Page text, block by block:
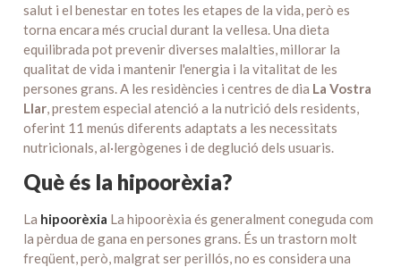
salut i el benestar en totes les etapes de la vida, però es
torna encara més crucial durant la vellesa. Una dieta
equilibrada pot prevenir diverses malalties, millorar la
qualitat de vida i mantenir l'energia i la vitalitat de les
persones grans. A les residències i centres de dia La Vostra
Llar , prestem especial atenció a la nutrició dels residents,
oferint 11 menús diferents adaptats a les necessitats
nutricionals, al·lergògenes i de deglució dels usuaris.
Què és la hipoorèxia?
La hipoorèxia La hipoorèxia és generalment coneguda com
la pèrdua de gana en persones grans. És un trastorn molt
freqüent, però, malgrat ser perillós, no es considera una